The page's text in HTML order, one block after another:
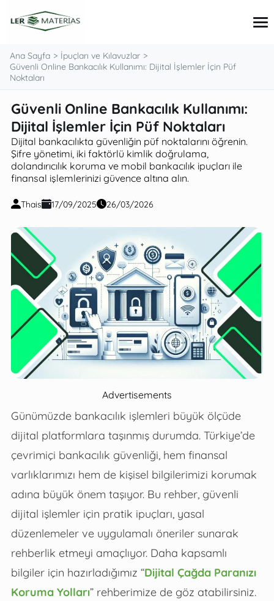
Kişisel Finans
Kredi kartı
Krediler ve Yatırımlar
Ana Sayfa
İpuçları ve Kılavuzlar
Güvenli Online Bankacılık Kullanımı: Dijital İşlemler İçin Püf
Noktaları
Güvenli Online Bankacılık Kullanımı:
Dijital İşlemler İçin Püf Noktaları
Dijital bankacılıkta güvenliğin püf noktalarını öğrenin.
Şifre yönetimi, iki faktörlü kimlik doğrulama,
dolandırıcılık koruma ve mobil bankacılık ipuçları ile
finansal işlemlerinizi güvence altına alın.
Thais 17/09/2025 26/03/2026
Advertisements
Günümüzde bankacılık işlemleri büyük ölçüde
dijital platformlara taşınmış durumda. Türkiye’de
çevrimiçi bankacılık güvenliği, hem finansal
varlıklarımızı hem de kişisel bilgilerimizi korumak
adına büyük önem taşıyor. Bu rehber, güvenli
dijital işlemler için pratik ipuçları, yasal
düzenlemeler ve uygulamalı öneriler sunarak
rehberlik etmeyi amaçlıyor. Daha kapsamlı
bilgiler için hazırladığımız “Dijital Çağda Paranızı
Koruma Yolları” rehberimize de göz atabilirsiniz.